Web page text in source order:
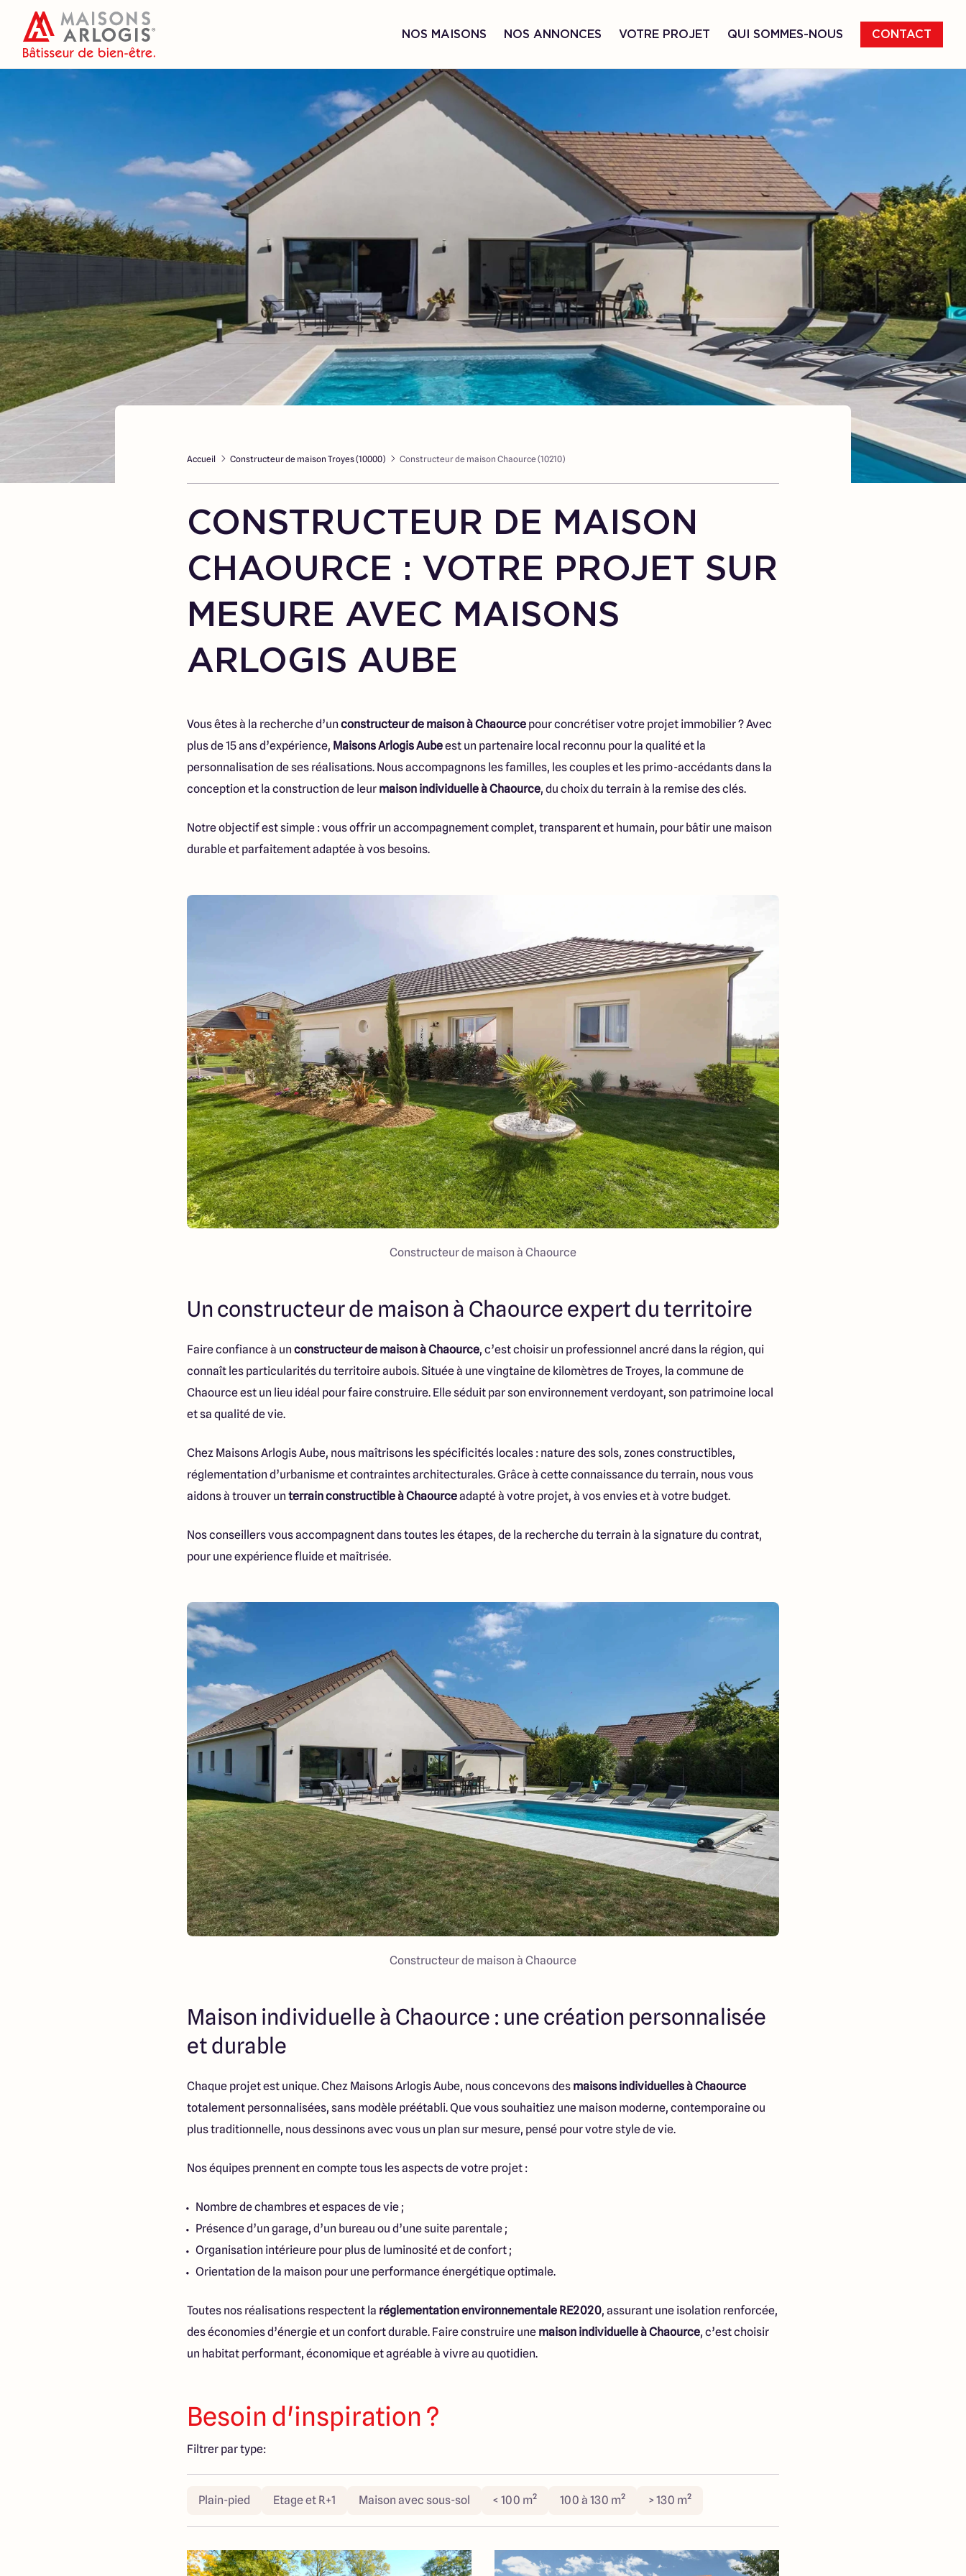
NOS MAISONS NOS ANNONCES VOTRE PROJET QUI SOMMES-NOUS CONTACT
Accueil Constructeur de maison Troyes (10000) Constructeur de maison Chaource (10210)
CONSTRUCTEUR DE MAISON
CHAOURCE : VOTRE PROJET SUR
MESURE AVEC MAISONS
ARLOGIS AUBE
Vous êtes à la recherche d’un constructeur de maison à Chaource pour concrétiser votre projet immobilier ? Avec
plus de 15 ans d’expérience, Maisons Arlogis Aubeest un partenaire local reconnu pour la qualité et la
personnalisation de ses réalisations. Nous accompagnons les familles, les couples et les primo-accédants dans la
conception et la construction de leur maison individuelle à Chaource, du choix du terrain à la remise des clés.
Notre objectif est simple : vous offrir un accompagnement complet, transparent et humain, pour bâtir une maison
durable et parfaitement adaptée à vos besoins.
Constructeur de maison à Chaource
Un constructeur de maison à Chaource expert du territoire
Faire confiance à un constructeur de maison à Chaource, c’est choisir un professionnel ancré dans la région, qui
connaît les particularités du territoire aubois. Située à une vingtaine de kilomètres de Troyes, la commune de
Chaource est un lieu idéal pour faire construire. Elle séduit par son environnement verdoyant, son patrimoine local
et sa qualité de vie.
Chez Maisons Arlogis Aube, nous maîtrisons les spécificités locales : nature des sols, zones constructibles,
réglementation d’urbanisme et contraintes architecturales. Grâce à cette connaissance du terrain, nous vous
aidons à trouver un terrain constructible à Chaourceadapté à votre projet, à vos envies et à votre budget.
Nos conseillers vous accompagnent dans toutes les étapes, de la recherche du terrain à la signature du contrat,
pour une expérience fluide et maîtrisée.
Constructeur de maison à Chaource
Maison individuelle à Chaource : une création personnalisée
et durable
Chaque projet est unique. Chez Maisons Arlogis Aube, nous concevons des maisons individuelles à Chaource
totalement personnalisées, sans modèle préétabli. Que vous souhaitiez une maison moderne, contemporaine ou
plus traditionnelle, nous dessinons avec vous un plan sur mesure, pensé pour votre style de vie.
Nos équipes prennent en compte tous les aspects de votre projet :
Nombre de chambres et espaces de vie ;
Présence d’un garage, d’un bureau ou d’une suite parentale ;
Organisation intérieure pour plus de luminosité et de confort ;
Orientation de la maison pour une performance énergétique optimale.
Toutes nos réalisations respectent la réglementation environnementale RE2020, assurant une isolation renforcée,
des économies d’énergie et un confort durable. Faire construire une maison individuelle à Chaource, c’est choisir
un habitat performant, économique et agréable à vivre au quotidien.
Besoin d'inspiration ?
Filtrer par type:
Plain-pied Etage et R+1 Maison avec sous-sol < 100 m² 100 à 130 m² > 130 m²